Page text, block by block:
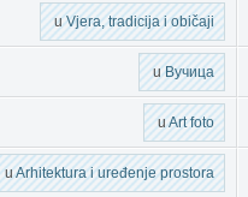
uVjera, tradicija i običaji
uВучица
uArt foto
uArhitektura i uređenje prostora